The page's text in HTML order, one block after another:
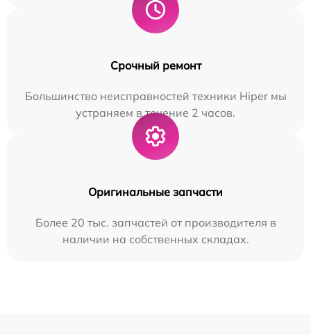
Срочный ремонт
Большинство неисправностей техники Hiper мы
устраняем в течение 2 часов.
Оригинальные запчасти
Более 20 тыс. запчастей от производителя в
наличии на собственных складах.